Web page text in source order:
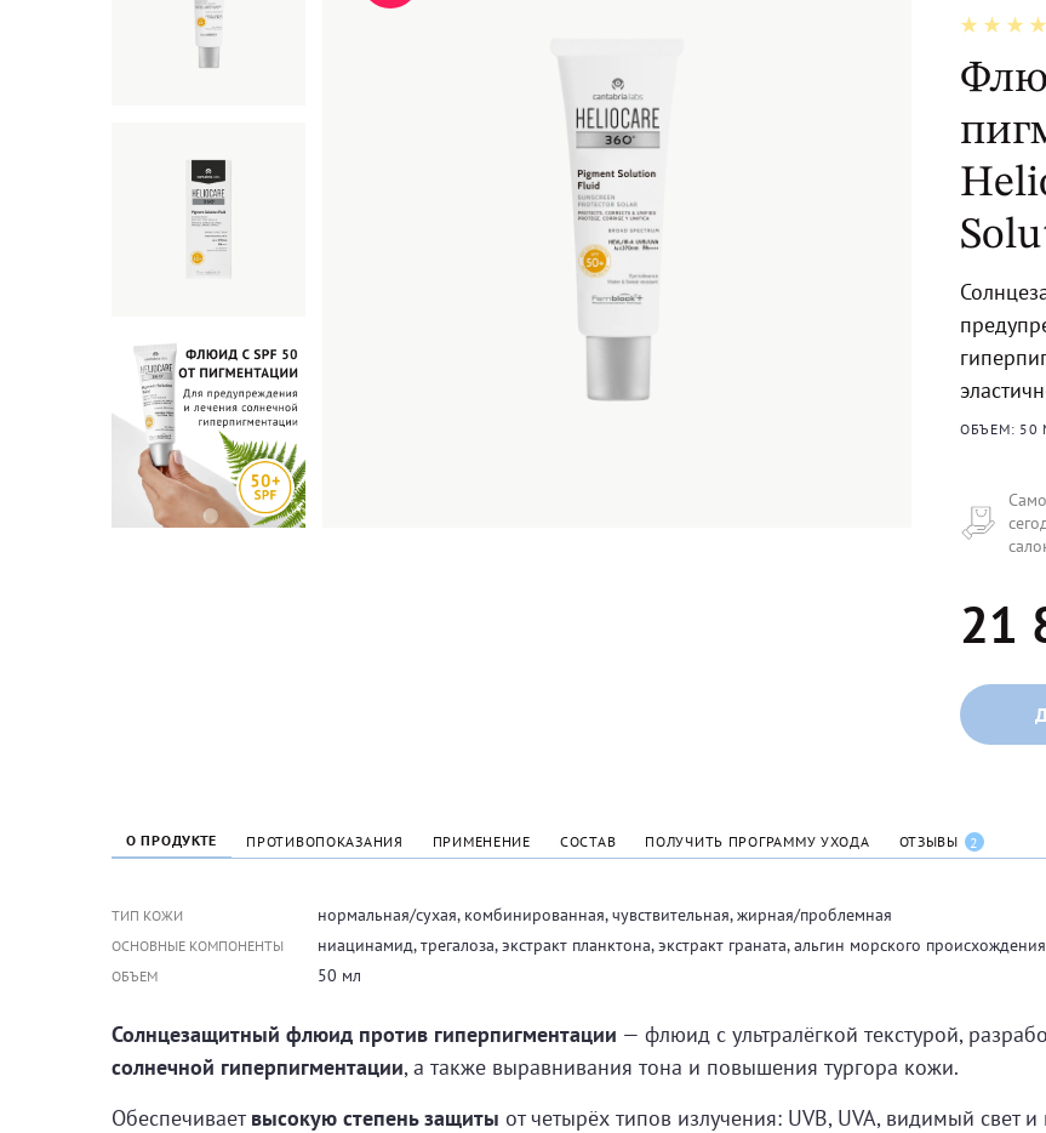
ОБЪЕМ: 50
21
О ПРОДУКТЕ ПРОТИВОПОКАЗАНИЯ ПРИМЕНЕНИЕ СОСТАВ ПОЛУЧИТЬ ПРОГРАММУ УХОДА ОТЗЫВЫ 2
ТИП КОЖИ нормальная/сухая, комбинированная, чувствительная, жирная/проблемная
ОСНОВНЫЕ КОМПОНЕНТЫ ниацинамид, трегалоза, экстракт планктона, экстракт граната, альгин морского
ОБЪЕМ 50 мл
Солнцезащитный флюид против гиперпигментации — флюид с ультралёгкой текстурой,
солнечной гиперпигментации, а также выравнивания тона и повышения тургора кожи.
Обеспечиваетвысокую степень защиты от четырёх типов излучения: UVB, UVA, видимый свет